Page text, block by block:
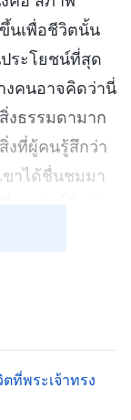
นเพื่อชีวิตนั้น
ระโยชน์ที่สุด
งคนอาจคิดว่านี่
งธรรมดามาก
งที่ผู้คนรู้สึกว่า
ขาได้ชื่นชมมา
งพระราชกิจ
าไม่มีความ
ล่านี้หรือไม่
สิ่งเหล่านั้นขึ้น
สิ่งเหล่านั้น
งมีแนวคิด
ที่พระเจ้าทรง